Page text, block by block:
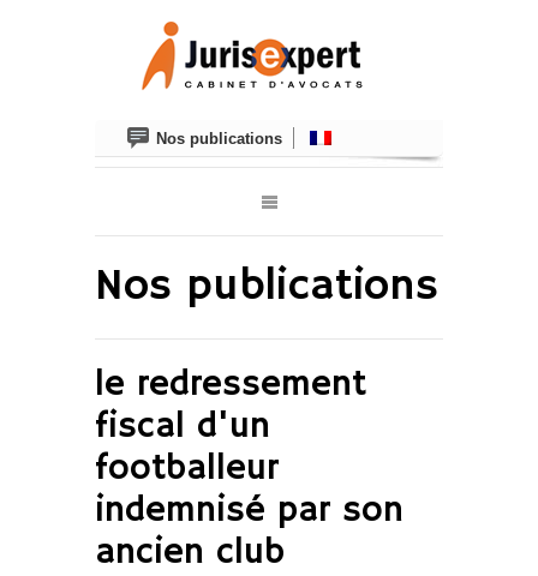
Nos publications
Nos publications
le redressement
fiscal d'un
footballeur
indemnisé par son
ancien club